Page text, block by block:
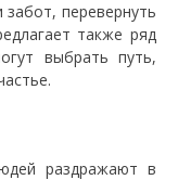
перевернуть
также ряд
выбрать путь,
раздражают в